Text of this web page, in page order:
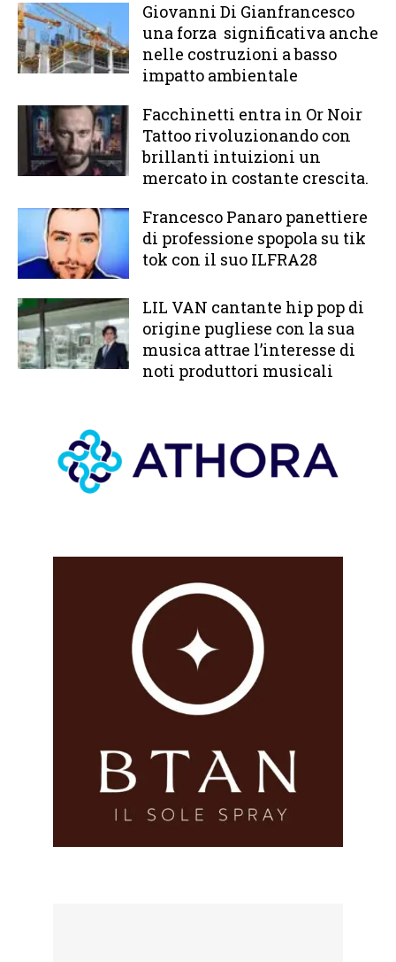
Giovanni Di Gianfrancesco
una forza significativa anche
nelle costruzioni a basso
impatto ambientale
Facchinetti entra in Or Noir
Tattoo rivoluzionando con
brillanti intuizioni un
mercato in costante crescita.
Francesco Panaro panettiere
di professione spopola su tik
tok con il suo ILFRA28
LIL VAN cantante hip pop di
origine pugliese con la sua
musica attrae l’interesse di
noti produttori musicali